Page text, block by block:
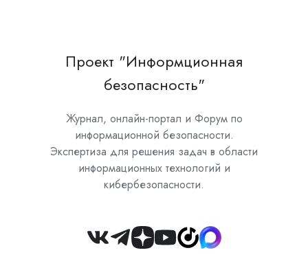
Проект "Информционная
безопасность"
Журнал, онлайн-портал и Форум по
информационной безопасности.
Экспертиза для решения задач в области
информационных технологий и
кибербезопасности.
Join